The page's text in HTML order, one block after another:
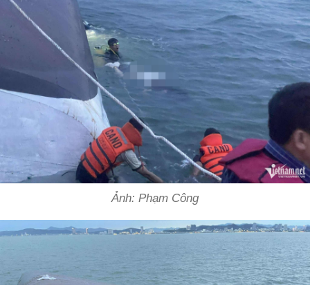
Ảnh: Phạm Công